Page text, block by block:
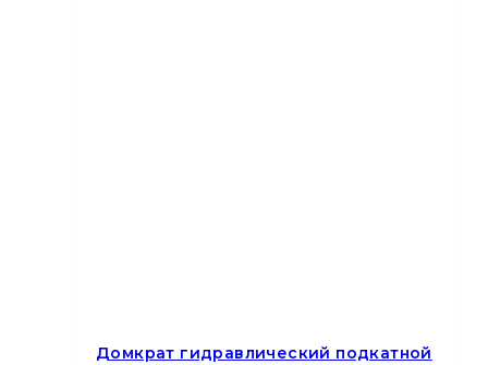
Домкрат гидравлический подкатной